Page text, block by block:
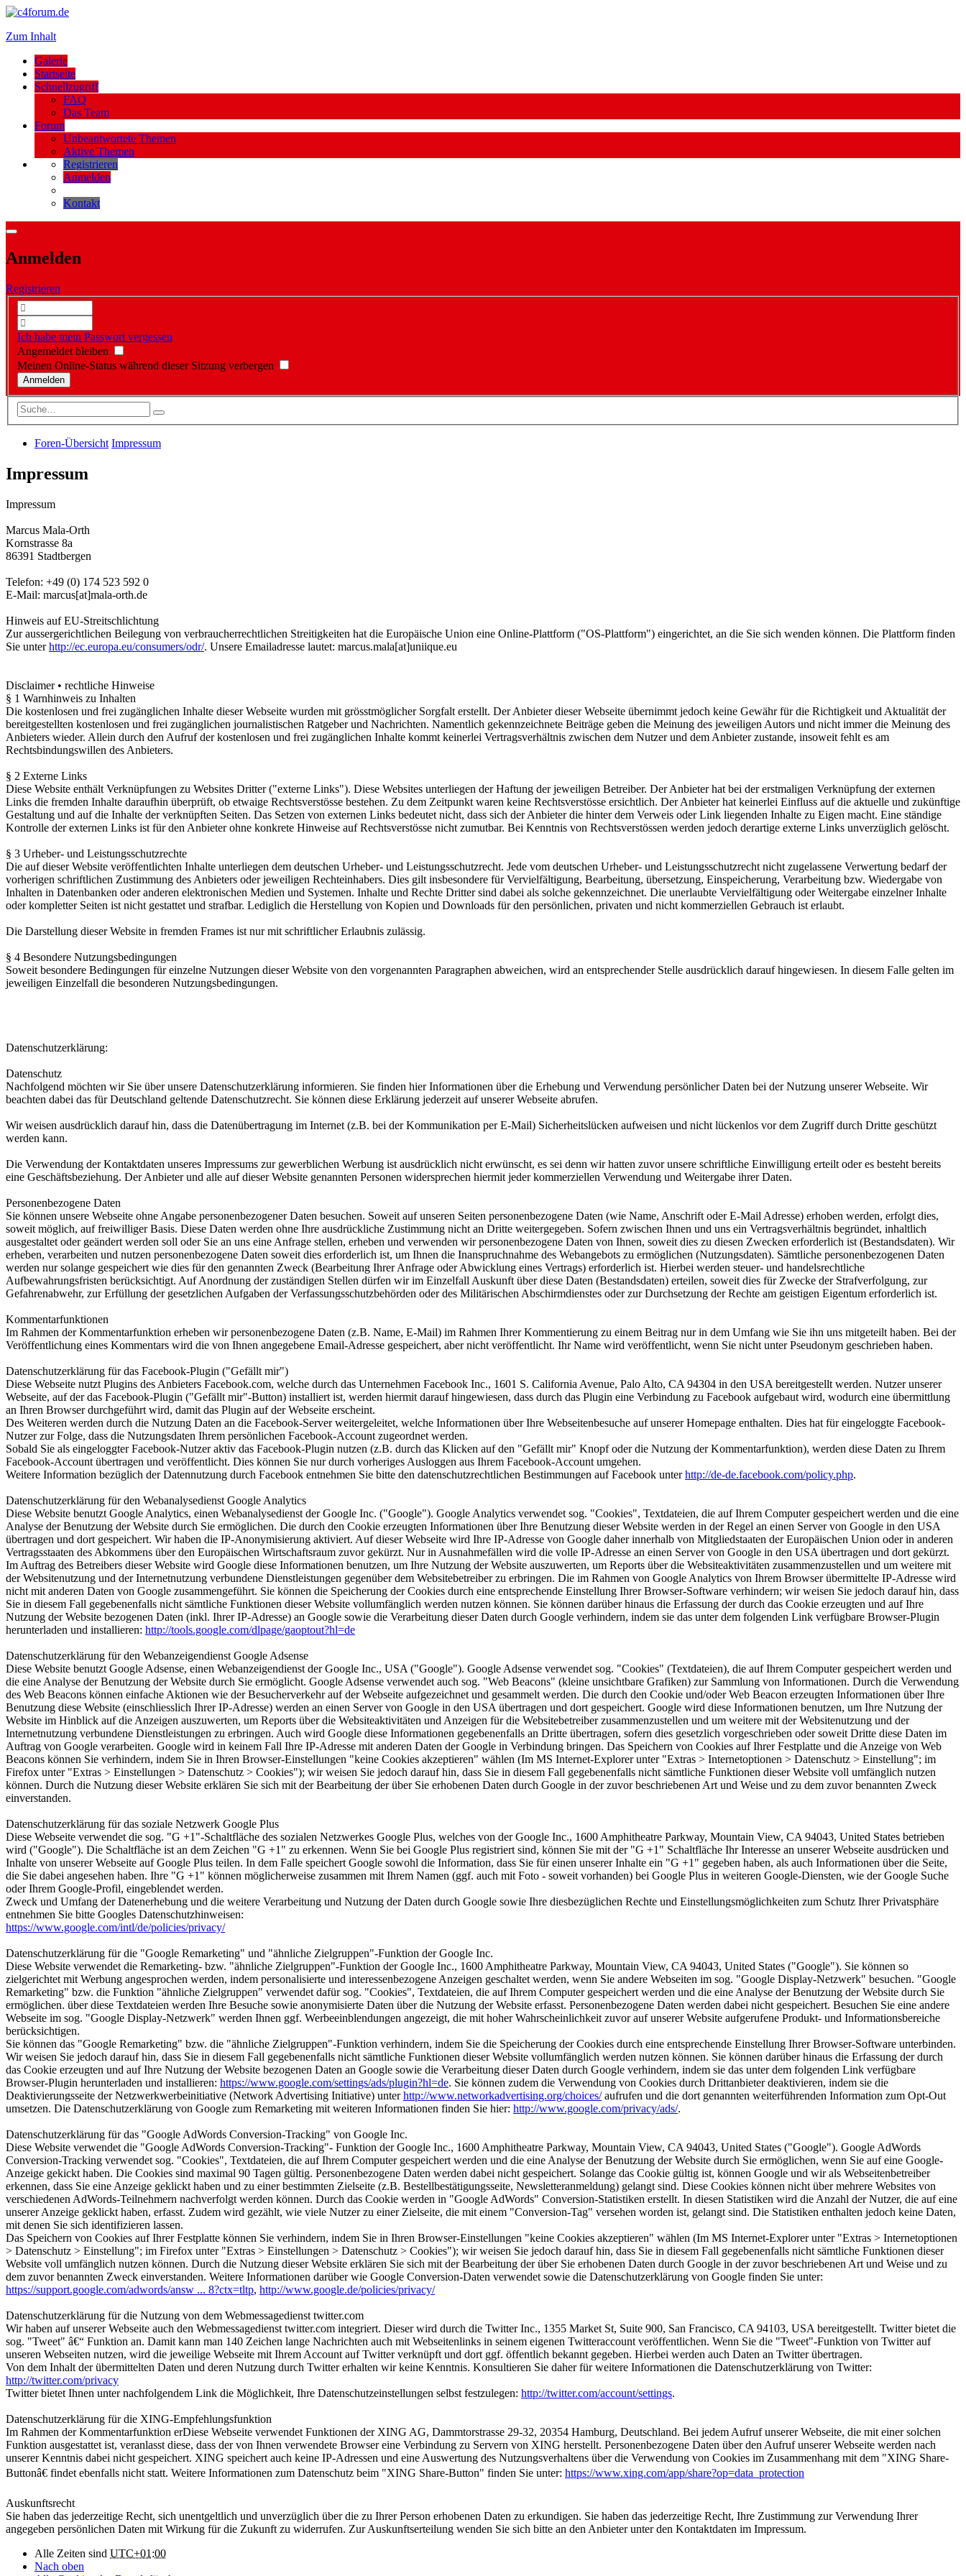
Zum Inhalt
Galerie
Startseite
Schnellzugriff
FAQ
Das Team
Forum
Unbeantwortete Themen
Aktive Themen
Registrieren
Anmelden
Kontakt
Anmelden
Registrieren
Ich habe mein Passwort vergessen
Angemeldet bleiben
Meinen Online-Status während dieser Sitzung verbergen
Foren-Übersicht Impressum
Impressum
Impressum
Marcus Mala-Orth
Kornstrasse 8a
86391 Stadtbergen
Telefon: +49 (0) 174 523 592 0
E-Mail: marcus[at]mala-orth.de
Hinweis auf EU-Streitschlichtung
Zur aussergerichtlichen Beilegung von verbraucherrechtlichen Streitigkeiten hat die Europäische Union eine Online-Plattform ("OS-Plattform") eingerichtet, an die Sie sich wenden können. Die Plattform finden
Sie unterhttp://ec.europa.eu/consumers/odr/. Unsere Emailadresse lautet: marcus.mala[at]uniique.eu
Disclaimer • rechtliche Hinweise
§ 1 Warnhinweis zu Inhalten
Die kostenlosen und frei zugänglichen Inhalte dieser Webseite wurden mit grösstmöglicher Sorgfalt erstellt. Der Anbieter dieser Webseite übernimmt jedoch keine Gewähr für die Richtigkeit und Aktualität der
bereitgestellten kostenlosen und frei zugänglichen journalistischen Ratgeber und Nachrichten. Namentlich gekennzeichnete Beiträge geben die Meinung des jeweiligen Autors und nicht immer die Meinung des
Anbieters wieder. Allein durch den Aufruf der kostenlosen und frei zugänglichen Inhalte kommt keinerlei Vertragsverhältnis zwischen dem Nutzer und dem Anbieter zustande, insoweit fehlt es am
Rechtsbindungswillen des Anbieters.
§ 2 Externe Links
Diese Website enthält Verknüpfungen zu Websites Dritter ("externe Links"). Diese Websites unterliegen der Haftung der jeweiligen Betreiber. Der Anbieter hat bei der erstmaligen Verknüpfung der externen
Links die fremden Inhalte daraufhin überprüft, ob etwaige Rechtsverstösse bestehen. Zu dem Zeitpunkt waren keine Rechtsverstösse ersichtlich. Der Anbieter hat keinerlei Einfluss auf die aktuelle und zukünftige
Gestaltung und auf die Inhalte der verknüpften Seiten. Das Setzen von externen Links bedeutet nicht, dass sich der Anbieter die hinter dem Verweis oder Link liegenden Inhalte zu Eigen macht. Eine ständige
Kontrolle der externen Links ist für den Anbieter ohne konkrete Hinweise auf Rechtsverstösse nicht zumutbar. Bei Kenntnis von Rechtsverstössen werden jedoch derartige externe Links unverzüglich gelöscht.
§ 3 Urheber- und Leistungsschutzrechte
Die auf dieser Website veröffentlichten Inhalte unterliegen dem deutschen Urheber- und Leistungsschutzrecht. Jede vom deutschen Urheber- und Leistungsschutzrecht nicht zugelassene Verwertung bedarf der
vorherigen schriftlichen Zustimmung des Anbieters oder jeweiligen Rechteinhabers. Dies gilt insbesondere für Vervielfältigung, Bearbeitung, übersetzung, Einspeicherung, Verarbeitung bzw. Wiedergabe von
Inhalten in Datenbanken oder anderen elektronischen Medien und Systemen. Inhalte und Rechte Dritter sind dabei als solche gekennzeichnet. Die unerlaubte Vervielfältigung oder Weitergabe einzelner Inhalte
oder kompletter Seiten ist nicht gestattet und strafbar. Lediglich die Herstellung von Kopien und Downloads für den persönlichen, privaten und nicht kommerziellen Gebrauch ist erlaubt.
Die Darstellung dieser Website in fremden Frames ist nur mit schriftlicher Erlaubnis zulässig.
§ 4 Besondere Nutzungsbedingungen
Soweit besondere Bedingungen für einzelne Nutzungen dieser Website von den vorgenannten Paragraphen abweichen, wird an entsprechender Stelle ausdrücklich darauf hingewiesen. In diesem Falle gelten im
jeweiligen Einzelfall die besonderen Nutzungsbedingungen.
Datenschutzerklärung:
Datenschutz
Nachfolgend möchten wir Sie über unsere Datenschutzerklärung informieren. Sie finden hier Informationen über die Erhebung und Verwendung persönlicher Daten bei der Nutzung unserer Webseite. Wir
beachten dabei das für Deutschland geltende Datenschutzrecht. Sie können diese Erklärung jederzeit auf unserer Webseite abrufen.
Wir weisen ausdrücklich darauf hin, dass die Datenübertragung im Internet (z.B. bei der Kommunikation per E-Mail) Sicherheitslücken aufweisen und nicht lückenlos vor dem Zugriff durch Dritte geschützt
werden kann.
Die Verwendung der Kontaktdaten unseres Impressums zur gewerblichen Werbung ist ausdrücklich nicht erwünscht, es sei denn wir hatten zuvor unsere schriftliche Einwilligung erteilt oder es besteht bereits
eine Geschäftsbeziehung. Der Anbieter und alle auf dieser Website genannten Personen widersprechen hiermit jeder kommerziellen Verwendung und Weitergabe ihrer Daten.
Personenbezogene Daten
Sie können unsere Webseite ohne Angabe personenbezogener Daten besuchen. Soweit auf unseren Seiten personenbezogene Daten (wie Name, Anschrift oder E-Mail Adresse) erhoben werden, erfolgt dies,
soweit möglich, auf freiwilliger Basis. Diese Daten werden ohne Ihre ausdrückliche Zustimmung nicht an Dritte weitergegeben. Sofern zwischen Ihnen und uns ein Vertragsverhältnis begründet, inhaltlich
ausgestaltet oder geändert werden soll oder Sie an uns eine Anfrage stellen, erheben und verwenden wir personenbezogene Daten von Ihnen, soweit dies zu diesen Zwecken erforderlich ist (Bestandsdaten). Wir
erheben, verarbeiten und nutzen personenbezogene Daten soweit dies erforderlich ist, um Ihnen die Inanspruchnahme des Webangebots zu ermöglichen (Nutzungsdaten). Sämtliche personenbezogenen Daten
werden nur solange gespeichert wie dies für den genannten Zweck (Bearbeitung Ihrer Anfrage oder Abwicklung eines Vertrags) erforderlich ist. Hierbei werden steuer- und handelsrechtliche
Aufbewahrungsfristen berücksichtigt. Auf Anordnung der zuständigen Stellen dürfen wir im Einzelfall Auskunft über diese Daten (Bestandsdaten) erteilen, soweit dies für Zwecke der Strafverfolgung, zur
Gefahrenabwehr, zur Erfüllung der gesetzlichen Aufgaben der Verfassungsschutzbehörden oder des Militärischen Abschirmdienstes oder zur Durchsetzung der Rechte am geistigen Eigentum erforderlich ist.
Kommentarfunktionen
Im Rahmen der Kommentarfunktion erheben wir personenbezogene Daten (z.B. Name, E-Mail) im Rahmen Ihrer Kommentierung zu einem Beitrag nur in dem Umfang wie Sie ihn uns mitgeteilt haben. Bei der
Veröffentlichung eines Kommentars wird die von Ihnen angegebene Email-Adresse gespeichert, aber nicht veröffentlicht. Ihr Name wird veröffentlicht, wenn Sie nicht unter Pseudonym geschrieben haben.
Datenschutzerklärung für das Facebook-Plugin ("Gefällt mir")
Diese Webseite nutzt Plugins des Anbieters Facebook.com, welche durch das Unternehmen Facebook Inc., 1601 S. California Avenue, Palo Alto, CA 94304 in den USA bereitgestellt werden. Nutzer unserer
Webseite, auf der das Facebook-Plugin ("Gefällt mir"-Button) installiert ist, werden hiermit darauf hingewiesen, dass durch das Plugin eine Verbindung zu Facebook aufgebaut wird, wodurch eine übermittlung
an Ihren Browser durchgeführt wird, damit das Plugin auf der Webseite erscheint.
Des Weiteren werden durch die Nutzung Daten an die Facebook-Server weitergeleitet, welche Informationen über Ihre Webseitenbesuche auf unserer Homepage enthalten. Dies hat für eingeloggte Facebook-
Nutzer zur Folge, dass die Nutzungsdaten Ihrem persönlichen Facebook-Account zugeordnet werden.
Sobald Sie als eingeloggter Facebook-Nutzer aktiv das Facebook-Plugin nutzen (z.B. durch das Klicken auf den "Gefällt mir" Knopf oder die Nutzung der Kommentarfunktion), werden diese Daten zu Ihrem
Facebook-Account übertragen und veröffentlicht. Dies können Sie nur durch vorheriges Ausloggen aus Ihrem Facebook-Account umgehen.
Weitere Information bezüglich der Datennutzung durch Facebook entnehmen Sie bitte den datenschutzrechtlichen Bestimmungen auf Facebook unterhttp://de-de.facebook.com/policy.php.
Datenschutzerklärung für den Webanalysedienst Google Analytics
Diese Website benutzt Google Analytics, einen Webanalysedienst der Google Inc. ("Google"). Google Analytics verwendet sog. "Cookies", Textdateien, die auf Ihrem Computer gespeichert werden und die eine
Analyse der Benutzung der Website durch Sie ermöglichen. Die durch den Cookie erzeugten Informationen über Ihre Benutzung dieser Website werden in der Regel an einen Server von Google in den USA
übertragen und dort gespeichert. Wir haben die IP-Anonymisierung aktiviert. Auf dieser Webseite wird Ihre IP-Adresse von Google daher innerhalb von Mitgliedstaaten der Europäischen Union oder in anderen
Vertragsstaaten des Abkommens über den Europäischen Wirtschaftsraum zuvor gekürzt. Nur in Ausnahmefällen wird die volle IP-Adresse an einen Server von Google in den USA übertragen und dort gekürzt.
Im Auftrag des Betreibers dieser Website wird Google diese Informationen benutzen, um Ihre Nutzung der Website auszuwerten, um Reports über die Websiteaktivitäten zusammenzustellen und um weitere mit
der Websitenutzung und der Internetnutzung verbundene Dienstleistungen gegenüber dem Websitebetreiber zu erbringen. Die im Rahmen von Google Analytics von Ihrem Browser übermittelte IP-Adresse wird
nicht mit anderen Daten von Google zusammengeführt. Sie können die Speicherung der Cookies durch eine entsprechende Einstellung Ihrer Browser-Software verhindern; wir weisen Sie jedoch darauf hin, dass
Sie in diesem Fall gegebenenfalls nicht sämtliche Funktionen dieser Website vollumfänglich werden nutzen können. Sie können darüber hinaus die Erfassung der durch das Cookie erzeugten und auf Ihre
Nutzung der Website bezogenen Daten (inkl. Ihrer IP-Adresse) an Google sowie die Verarbeitung dieser Daten durch Google verhindern, indem sie das unter dem folgenden Link verfügbare Browser-Plugin
herunterladen und installieren: http://tools.google.com/dlpage/gaoptout?hl=de
Datenschutzerklärung für den Webanzeigendienst Google Adsense
Diese Website benutzt Google Adsense, einen Webanzeigendienst der Google Inc., USA ("Google"). Google Adsense verwendet sog. "Cookies" (Textdateien), die auf Ihrem Computer gespeichert werden und
die eine Analyse der Benutzung der Website durch Sie ermöglicht. Google Adsense verwendet auch sog. "Web Beacons" (kleine unsichtbare Grafiken) zur Sammlung von Informationen. Durch die Verwendung
des Web Beacons können einfache Aktionen wie der Besucherverkehr auf der Webseite aufgezeichnet und gesammelt werden. Die durch den Cookie und/oder Web Beacon erzeugten Informationen über Ihre
Benutzung diese Website (einschliesslich Ihrer IP-Adresse) werden an einen Server von Google in den USA übertragen und dort gespeichert. Google wird diese Informationen benutzen, um Ihre Nutzung der
Website im Hinblick auf die Anzeigen auszuwerten, um Reports über die Websiteaktivitäten und Anzeigen für die Websitebetreiber zusammenzustellen und um weitere mit der Websitenutzung und der
Internetnutzung verbundene Dienstleistungen zu erbringen. Auch wird Google diese Informationen gegebenenfalls an Dritte übertragen, sofern dies gesetzlich vorgeschrieben oder soweit Dritte diese Daten im
Auftrag von Google verarbeiten. Google wird in keinem Fall Ihre IP-Adresse mit anderen Daten der Google in Verbindung bringen. Das Speichern von Cookies auf Ihrer Festplatte und die Anzeige von Web
Beacons können Sie verhindern, indem Sie in Ihren Browser-Einstellungen "keine Cookies akzeptieren" wählen (Im MS Internet-Explorer unter "Extras > Internetoptionen > Datenschutz > Einstellung"; im
Firefox unter "Extras > Einstellungen > Datenschutz > Cookies"); wir weisen Sie jedoch darauf hin, dass Sie in diesem Fall gegebenenfalls nicht sämtliche Funktionen dieser Website voll umfänglich nutzen
können. Durch die Nutzung dieser Website erklären Sie sich mit der Bearbeitung der über Sie erhobenen Daten durch Google in der zuvor beschriebenen Art und Weise und zu dem zuvor benannten Zweck
einverstanden.
Datenschutzerklärung für das soziale Netzwerk Google Plus
Diese Webseite verwendet die sog. "G +1"-Schaltfläche des sozialen Netzwerkes Google Plus, welches von der Google Inc., 1600 Amphitheatre Parkway, Mountain View, CA 94043, United States betrieben
wird ("Google"). Die Schaltfläche ist an dem Zeichen "G +1" zu erkennen. Wenn Sie bei Google Plus registriert sind, können Sie mit der "G +1" Schaltfläche Ihr Interesse an unserer Webseite ausdrücken und
Inhalte von unserer Webseite auf Google Plus teilen. In dem Falle speichert Google sowohl die Information, dass Sie für einen unserer Inhalte ein "G +1" gegeben haben, als auch Informationen über die Seite,
die Sie dabei angesehen haben. Ihre "G +1" können möglicherweise zusammen mit Ihrem Namen (ggf. auch mit Foto - soweit vorhanden) bei Google Plus in weiteren Google-Diensten, wie der Google Suche
oder Ihrem Google-Profil, eingeblendet werden.
Zweck und Umfang der Datenerhebung und die weitere Verarbeitung und Nutzung der Daten durch Google sowie Ihre diesbezüglichen Rechte und Einstellungsmöglichkeiten zum Schutz Ihrer Privatsphäre
entnehmen Sie bitte Googles Datenschutzhinweisen:
https://www.google.com/intl/de/policies/privacy/
Datenschutzerklärung für die "Google Remarketing" und "ähnliche Zielgruppen"-Funktion der Google Inc.
Diese Website verwendet die Remarketing- bzw. "ähnliche Zielgruppen"-Funktion der Google Inc., 1600 Amphitheatre Parkway, Mountain View, CA 94043, United States ("Google"). Sie können so
zielgerichtet mit Werbung angesprochen werden, indem personalisierte und interessenbezogene Anzeigen geschaltet werden, wenn Sie andere Webseiten im sog. "Google Display-Netzwerk" besuchen. "Google
Remarketing" bzw. die Funktion "ähnliche Zielgruppen" verwendet dafür sog. "Cookies", Textdateien, die auf Ihrem Computer gespeichert werden und die eine Analyse der Benutzung der Website durch Sie
ermöglichen. über diese Textdateien werden Ihre Besuche sowie anonymisierte Daten über die Nutzung der Website erfasst. Personenbezogene Daten werden dabei nicht gespeichert. Besuchen Sie eine andere
Webseite im sog. "Google Display-Netzwerk" werden Ihnen ggf. Werbeeinblendungen angezeigt, die mit hoher Wahrscheinlichkeit zuvor auf unserer Website aufgerufene Produkt- und Informationsbereiche
berücksichtigen.
Sie können das "Google Remarketing" bzw. die "ähnliche Zielgruppen"-Funktion verhindern, indem Sie die Speicherung der Cookies durch eine entsprechende Einstellung Ihrer Browser-Software unterbinden.
Wir weisen Sie jedoch darauf hin, dass Sie in diesem Fall gegebenenfalls nicht sämtliche Funktionen dieser Website vollumfänglich werden nutzen können. Sie können darüber hinaus die Erfassung der durch
das Cookie erzeugten und auf Ihre Nutzung der Website bezogenen Daten an Google sowie die Verarbeitung dieser Daten durch Google verhindern, indem sie das unter dem folgenden Link verfügbare
Browser-Plugin herunterladen und installieren: https://www.google.com/settings/ads/plugin?hl=de. Sie können zudem die Verwendung von Cookies durch Drittanbieter deaktivieren, indem sie die
Deaktivierungsseite der Netzwerkwerbeinitiative (Network Advertising Initiative) unterhttp://www.networkadvertising.org/choices/aufrufen und die dort genannten weiterführenden Information zum Opt-Out
umsetzen. Die Datenschutzerklärung von Google zum Remarketing mit weiteren Informationen finden Sie hier: http://www.google.com/privacy/ads/.
Datenschutzerklärung für das "Google AdWords Conversion-Tracking" von Google Inc.
Diese Website verwendet die "Google AdWords Conversion-Tracking"- Funktion der Google Inc., 1600 Amphitheatre Parkway, Mountain View, CA 94043, United States ("Google"). Google AdWords
Conversion-Tracking verwendet sog. "Cookies", Textdateien, die auf Ihrem Computer gespeichert werden und die eine Analyse der Benutzung der Website durch Sie ermöglichen, wenn Sie auf eine Google-
Anzeige gekickt haben. Die Cookies sind maximal 90 Tagen gültig. Personenbezogene Daten werden dabei nicht gespeichert. Solange das Cookie gültig ist, können Google und wir als Webseitenbetreiber
erkennen, dass Sie eine Anzeige geklickt haben und zu einer bestimmten Zielseite (z.B. Bestellbestätigungsseite, Newsletteranmeldung) gelangt sind. Diese Cookies können nicht über mehrere Websites von
verschiedenen AdWords-Teilnehmern nachverfolgt werden können. Durch das Cookie werden in "Google AdWords" Conversion-Statistiken erstellt. In diesen Statistiken wird die Anzahl der Nutzer, die auf eine
unserer Anzeige geklickt haben, erfasst. Zudem wird gezählt, wie viele Nutzer zu einer Zielseite, die mit einem "Conversion-Tag" versehen worden ist, gelangt sind. Die Statistiken enthalten jedoch keine Daten,
mit denen Sie sich identifizieren lassen.
Das Speichern von Cookies auf Ihrer Festplatte können Sie verhindern, indem Sie in Ihren Browser-Einstellungen "keine Cookies akzeptieren" wählen (Im MS Internet-Explorer unter "Extras > Internetoptionen
> Datenschutz > Einstellung"; im Firefox unter "Extras > Einstellungen > Datenschutz > Cookies"); wir weisen Sie jedoch darauf hin, dass Sie in diesem Fall gegebenenfalls nicht sämtliche Funktionen dieser
Website voll umfänglich nutzen können. Durch die Nutzung dieser Website erklären Sie sich mit der Bearbeitung der über Sie erhobenen Daten durch Google in der zuvor beschriebenen Art und Weise und zu
dem zuvor benannten Zweck einverstanden. Weitere Informationen darüber wie Google Conversion-Daten verwendet sowie die Datenschutzerklärung von Google finden Sie unter:
https://support.google.com/adwords/answ ... 8?ctx=tltp, http://www.google.de/policies/privacy/
Datenschutzerklärung für die Nutzung von dem Webmessagedienst twitter.com
Wir haben auf unserer Webseite auch den Webmessagedienst twitter.com integriert. Dieser wird durch die Twitter Inc., 1355 Market St, Suite 900, San Francisco, CA 94103, USA bereitgestellt. Twitter bietet die
sog. "Tweet" â€“ Funktion an. Damit kann man 140 Zeichen lange Nachrichten auch mit Webseitenlinks in seinem eigenen Twitteraccount veröffentlichen. Wenn Sie die "Tweet"-Funktion von Twitter auf
unseren Webseiten nutzen, wird die jeweilige Webseite mit Ihrem Account auf Twitter verknüpft und dort ggf. öffentlich bekannt gegeben. Hierbei werden auch Daten an Twitter übertragen.
Von dem Inhalt der übermittelten Daten und deren Nutzung durch Twitter erhalten wir keine Kenntnis. Konsultieren Sie daher für weitere Informationen die Datenschutzerklärung von Twitter:
http://twitter.com/privacy
Twitter bietet Ihnen unter nachfolgendem Link die Möglichkeit, Ihre Datenschutzeinstellungen selbst festzulegen: http://twitter.com/account/settings.
Datenschutzerklärung für die XING-Empfehlungsfunktion
Im Rahmen der Kommentarfunktion erDiese Webseite verwendet Funktionen der XING AG, Dammtorstrasse 29-32, 20354 Hamburg, Deutschland. Bei jedem Aufruf unserer Webseite, die mit einer solchen
Funktion ausgestattet ist, veranlasst diese, dass der von Ihnen verwendete Browser eine Verbindung zu Servern von XING herstellt. Personenbezogene Daten über den Aufruf unserer Webseite werden nach
unserer Kenntnis dabei nicht gespeichert. XING speichert auch keine IP-Adressen und eine Auswertung des Nutzungsverhaltens über die Verwendung von Cookies im Zusammenhang mit dem "XING Share-
Buttonâ€ findet ebenfalls nicht statt. Weitere Informationen zum Datenschutz beim "XING Share-Button" finden Sie unter: https://www.xing.com/app/share?op=data_protection
Auskunftsrecht
Sie haben das jederzeitige Recht, sich unentgeltlich und unverzüglich über die zu Ihrer Person erhobenen Daten zu erkundigen. Sie haben das jederzeitige Recht, Ihre Zustimmung zur Verwendung Ihrer
angegeben persönlichen Daten mit Wirkung für die Zukunft zu widerrufen. Zur Auskunftserteilung wenden Sie sich bitte an den Anbieter unter den Kontaktdaten im Impressum.
Alle Zeiten sind UTC+01:00
Nach oben